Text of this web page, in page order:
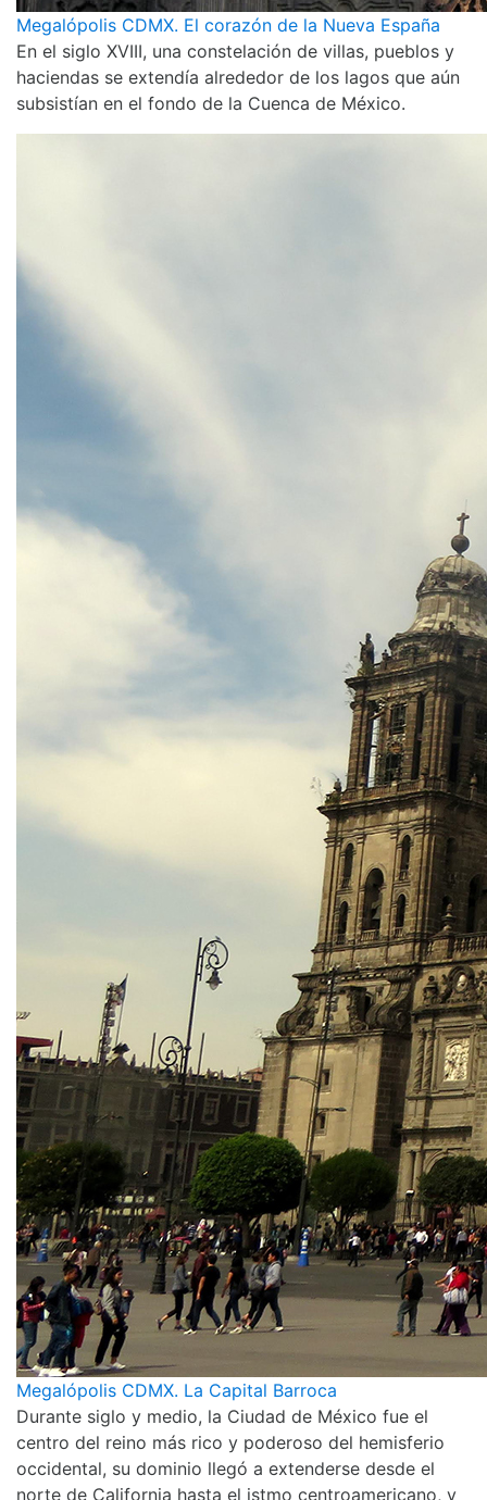
Megalópolis CDMX. El corazón de la Nueva España
En el siglo XVIII, una constelación de villas, pueblos y
haciendas se extendía alrededor de los lagos que aún
subsistían en el fondo de la Cuenca de México.
Megalópolis CDMX. La Capital Barroca
Durante siglo y medio, la Ciudad de México fue el
centro del reino más rico y poderoso del hemisferio
occidental, su dominio llegó a extenderse desde el
norte de California hasta el istmo centroamericano, y